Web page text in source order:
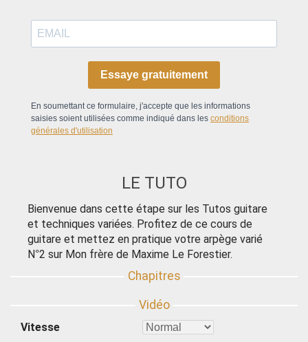
Essaye gratuitement
En soumettant ce formulaire, j'accepte que les informations
saisies soient utilisées comme indiqué dans les conditions
générales d'utilisation
LE TUTO
Bienvenue dans cette étape sur les Tutos guitare
et techniques variées. Profitez de ce cours de
guitare et mettez en pratique votre arpège varié
N°2 sur Mon frère de Maxime Le Forestier.
Vitesse